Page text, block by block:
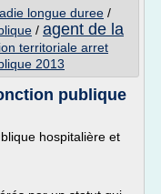
longue duree /
/ agent de la
territoriale arret
2013
publique
hospitalière et